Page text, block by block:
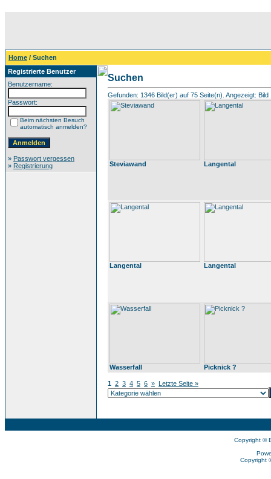
Home / Suchen
Registrierte Benutzer
Benutzername:
Passwort:
Beim nächsten Besuch
automatisch anmelden?
» Passwort vergessen
» Registrierung
Suchen
Gefunden: 1346 Bild(er) auf 75 Seite(n). Angezeigt: Bild
Steviawand Langental
Langental Langental
Wasserfall Picknick ?
1 2 3 4 5 6 » Letzte Seite »
Copyright ©
Copyright